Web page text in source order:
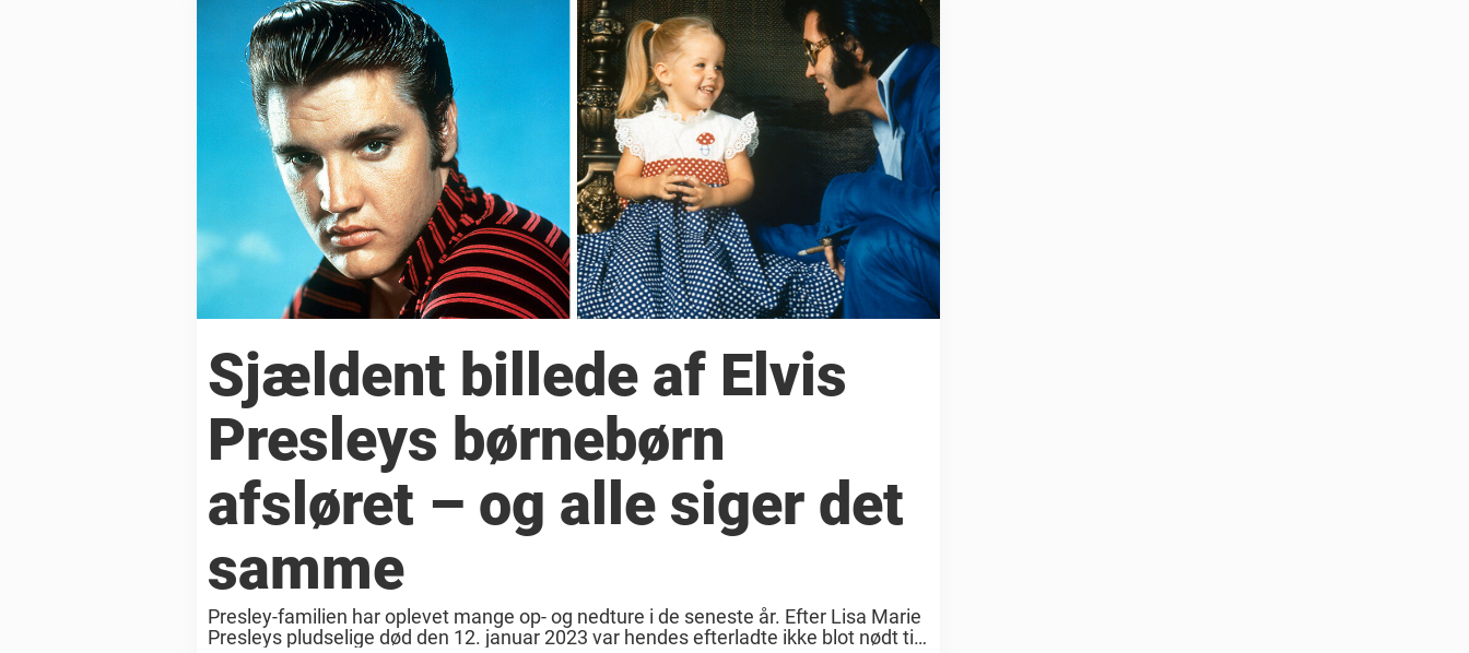
Sjældent billede af Elvis
Presleys børnebørn
afsløret – og alle siger det
samme
Presley-familien har oplevet mange op- og nedture i de seneste år. Efter Lisa Marie
Presleys pludselige død den 12. januar 2023 var hendes efterladte ikke blot nødt til